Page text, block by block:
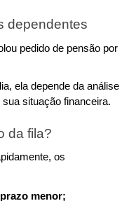
dependentes
pedido de pensão por
ela depende da análise
situação financeira.
da fila?
os
menor;